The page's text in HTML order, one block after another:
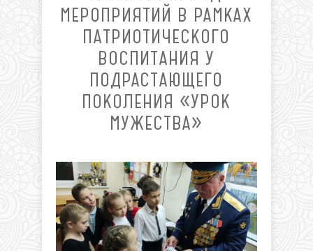
МЕРОПРИЯТИЙ В РАМКАХ
ПАТРИОТИЧЕСКОГО
ВОСПИТАНИЯ У
ПОДРАСТАЮЩЕГО
ПОКОЛЕНИЯ «УРОК
МУЖЕСТВА»